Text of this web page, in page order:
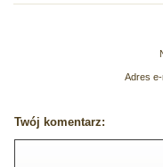
Adres e-
Twój komentarz: